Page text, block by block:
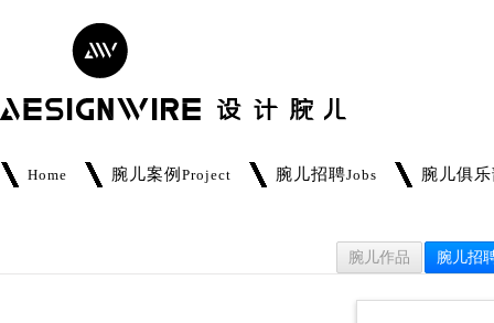
Home 腕儿案例 Project 腕儿招聘Jobs 腕儿俱
腕儿作品 腕儿招